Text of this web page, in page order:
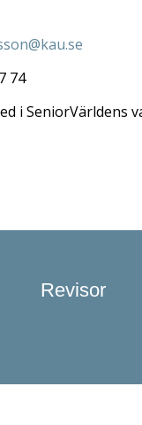
74
i SeniorVärldens
Revisor